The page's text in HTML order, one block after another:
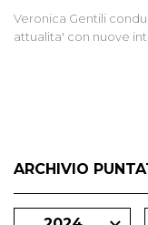
Veronica Gentili
attualita' con nuove
ARCHIVIO